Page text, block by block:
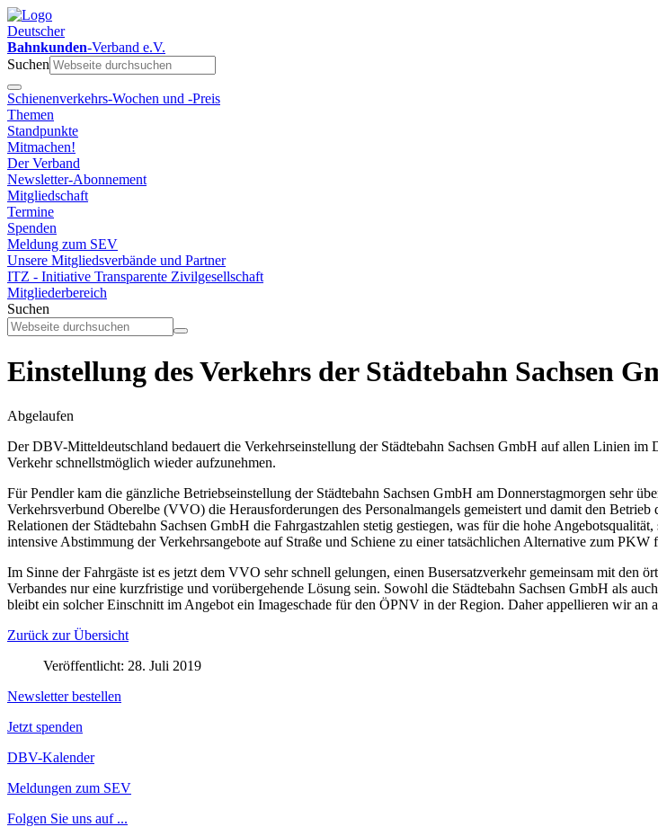
Deutscher
Bahnkunden-Verband e.V.
Suchen
Schienenverkehrs-Wochen und -Preis
Themen
Standpunkte
Mitmachen!
Der Verband
Newsletter-Abonnement
Mitgliedschaft
Termine
Spenden
Meldung zum SEV
Unsere Mitgliedsverbände und Partner
ITZ - Initiative Transparente Zivilgesellschaft
Mitgliederbereich
Suchen
Einstellung des Verkehrs der Städtebahn Sachsen
Abgelaufen
Der DBV-Mitteldeutschland bedauert die Verkehrseinstellung der Städtebahn Sachsen GmbH auf allen Linien
Verkehr schnellstmöglich wieder aufzunehmen.
Für Pendler kam die gänzliche Betriebseinstellung der Städtebahn Sachsen GmbH am Donnerstagmorgen sehr
Verkehrsverbund Oberelbe (VVO) die Herausforderungen des Personalmangels gemeistert und damit den
Relationen der Städtebahn Sachsen GmbH die Fahrgastzahlen stetig gestiegen, was für die hohe
intensive Abstimmung der Verkehrsangebote auf Straße und Schiene zu einer tatsächlichen Alternative zum
Im Sinne der Fahrgäste ist es jetzt dem VVO sehr schnell gelungen, einen Busersatzverkehr gemeinsam mit den
Verbandes nur eine kurzfristige und vorübergehende Lösung sein. Sowohl die Städtebahn Sachsen GmbH als
bleibt ein solcher Einschnitt im Angebot ein Imageschade für den ÖPNV in der Region. Daher appellieren wir an
Zurück zur Übersicht
Veröffentlicht: 28. Juli 2019
Newsletter bestellen
Jetzt spenden
DBV-Kalender
Meldungen zum SEV
Folgen Sie uns auf ...